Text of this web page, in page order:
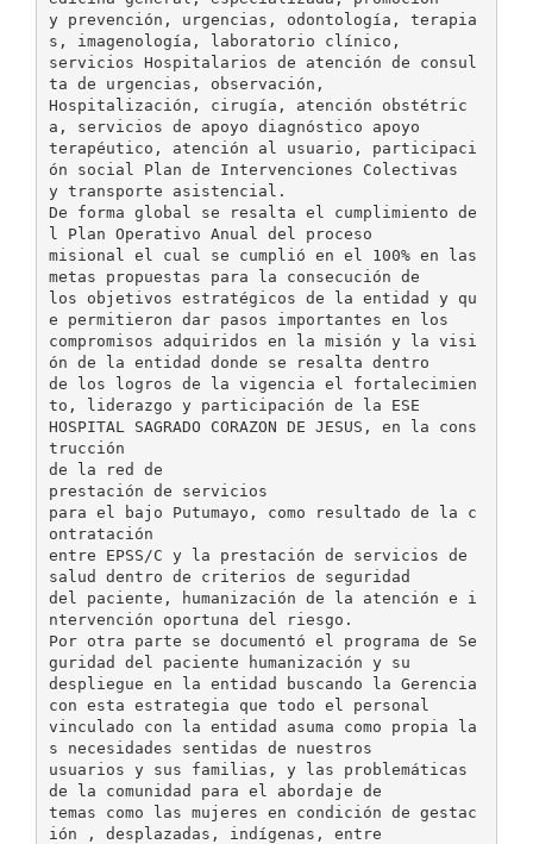
y prevención, urgencias, odontología, terapia
s, imagenología, laboratorio clínico,
servicios Hospitalarios de atención de consul
ta de urgencias, observación,
Hospitalización, cirugía, atención obstétric
a, servicios de apoyo diagnóstico apoyo
terapéutico, atención al usuario, participaci
ón social Plan de Intervenciones Colectivas
y transporte asistencial.
De forma global se resalta el cumplimiento de
l Plan Operativo Anual del proceso
misional el cual se cumplió en el 100% en las
metas propuestas para la consecución de
los objetivos estratégicos de la entidad y qu
e permitieron dar pasos importantes en los
compromisos adquiridos en la misión y la visi
ón de la entidad donde se resalta dentro
de los logros de la vigencia el fortalecimien
to, liderazgo y participación de la ESE
HOSPITAL SAGRADO CORAZON DE JESUS, en la cons
trucción
de la red de
prestación de servicios
para el bajo Putumayo, como resultado de la c
ontratación
entre EPSS/C y la prestación de servicios de
salud dentro de criterios de seguridad
del paciente, humanización de la atención e i
ntervención oportuna del riesgo.
Por otra parte se documentó el programa de Se
guridad del paciente humanización y su
despliegue en la entidad buscando la Gerencia
con esta estrategia que todo el personal
vinculado con la entidad asuma como propia la
s necesidades sentidas de nuestros
usuarios y sus familias, y las problemáticas
de la comunidad para el abordaje de
temas como las mujeres en condición de gestac
ión , desplazadas, indígenas, entre